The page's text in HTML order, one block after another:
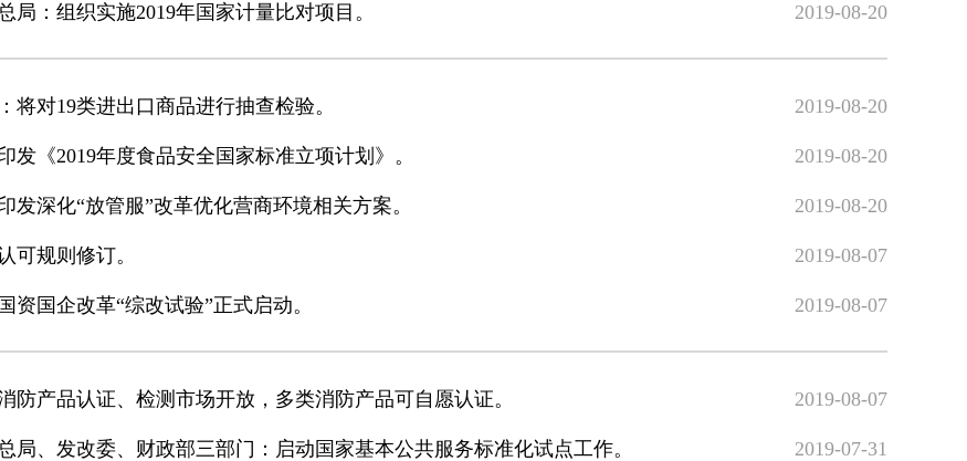
局：组织实施2019年国家计量比对项目。 2019-08-20
将对19类进出口商品进行抽查检验。 2019-08-20
发《2019年度食品安全国家标准立项计划》。 2019-08-20
发深化“放管服”改革优化营商环境相关方案。 2019-08-20
可规则修订。 2019-08-07
资国企改革“综改试验”正式启动。 2019-08-07
防产品认证、检测市场开放，多类消防产品可自愿认证。 2019-08-07
局、发改委、财政部三部门：启动国家基本公共服务标准化试点工作。 2019-07-31